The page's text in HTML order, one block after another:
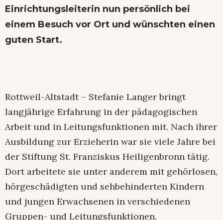
Einrichtungsleiterin nun persönlich bei
einem Besuch vor Ort und wünschten einen
guten Start.
Rottweil-Altstadt – Stefanie Langer bringt
langjährige Erfahrung in der pädagogischen
Arbeit und in Leitungsfunktionen mit. Nach ihrer
Ausbildung zur Erzieherin war sie viele Jahre bei
der Stiftung St. Franziskus Heiligenbronn tätig.
Dort arbeitete sie unter anderem mit gehörlosen,
hörgeschädigten und sehbehinderten Kindern
und jungen Erwachsenen in verschiedenen
Gruppen- und Leitungsfunktionen.